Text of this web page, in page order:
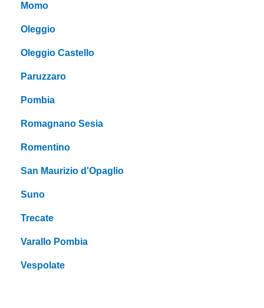
Momo
Oleggio
Oleggio Castello
Paruzzaro
Pombia
Romagnano Sesia
Romentino
San Maurizio d'Opaglio
Suno
Trecate
Varallo Pombia
Vespolate